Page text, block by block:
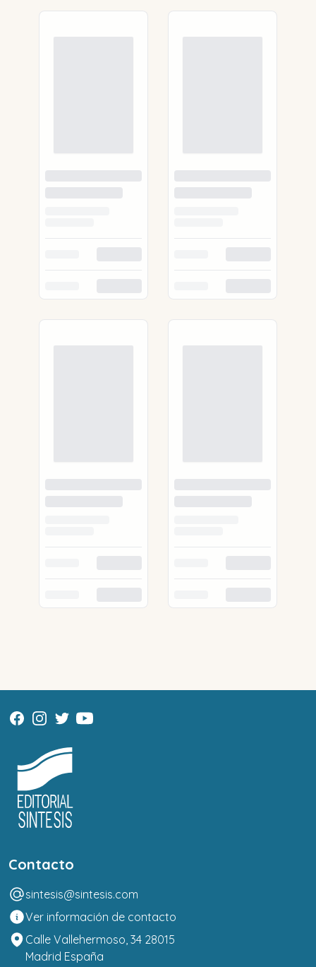
Contacto
sintesis@sintesis.com
Ver información de contacto
Calle Vallehermoso, 34 28015
Madrid España